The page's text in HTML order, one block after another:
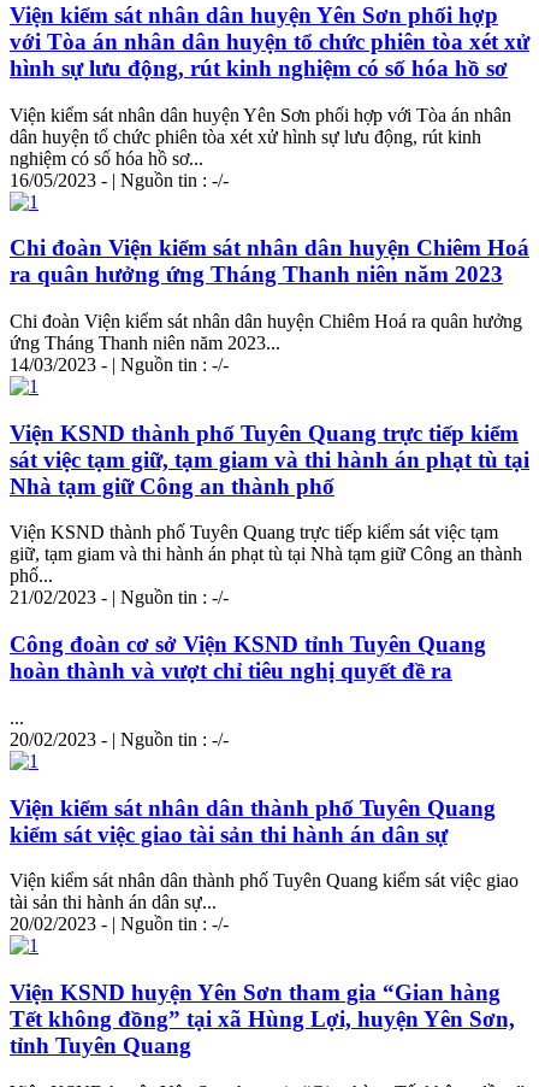
Viện kiểm sát nhân dân huyện Yên Sơn phối hợp
với Tòa án nhân dân huyện tổ chức phiên tòa xét xử
hình sự lưu động, rút kinh nghiệm có số hóa hồ sơ
Viện kiểm sát nhân dân huyện Yên Sơn phối hợp với Tòa án nhân
dân huyện tổ chức phiên tòa xét xử hình sự lưu động, rút kinh
nghiệm có số hóa hồ sơ...
16/05/2023 - | Nguồn tin : -/-
Chi đoàn Viện kiểm sát nhân dân huyện Chiêm Hoá
ra quân hưởng ứng Tháng Thanh niên năm 2023
Chi đoàn Viện kiểm sát nhân dân huyện Chiêm Hoá ra quân hưởng
ứng Tháng Thanh niên năm 2023...
14/03/2023 - | Nguồn tin : -/-
Viện KSND thành phố Tuyên Quang trực tiếp kiểm
sát việc tạm giữ, tạm giam và thi hành án phạt tù tại
Nhà tạm giữ Công an thành phố
Viện KSND thành phố Tuyên Quang trực tiếp kiểm sát việc tạm
giữ, tạm giam và thi hành án phạt tù tại Nhà tạm giữ Công an thành
phố...
21/02/2023 - | Nguồn tin : -/-
Công đoàn cơ sở Viện KSND tỉnh Tuyên Quang
hoàn thành và vượt chỉ tiêu nghị quyết đề ra
...
20/02/2023 - | Nguồn tin : -/-
Viện kiểm sát nhân dân thành phố Tuyên Quang
kiểm sát việc giao tài sản thi hành án dân sự
Viện kiểm sát nhân dân thành phố Tuyên Quang kiểm sát việc giao
tài sản thi hành án dân sự...
20/02/2023 - | Nguồn tin : -/-
Viện KSND huyện Yên Sơn tham gia “Gian hàng
Tết không đồng” tại xã Hùng Lợi, huyện Yên Sơn,
tỉnh Tuyên Quang